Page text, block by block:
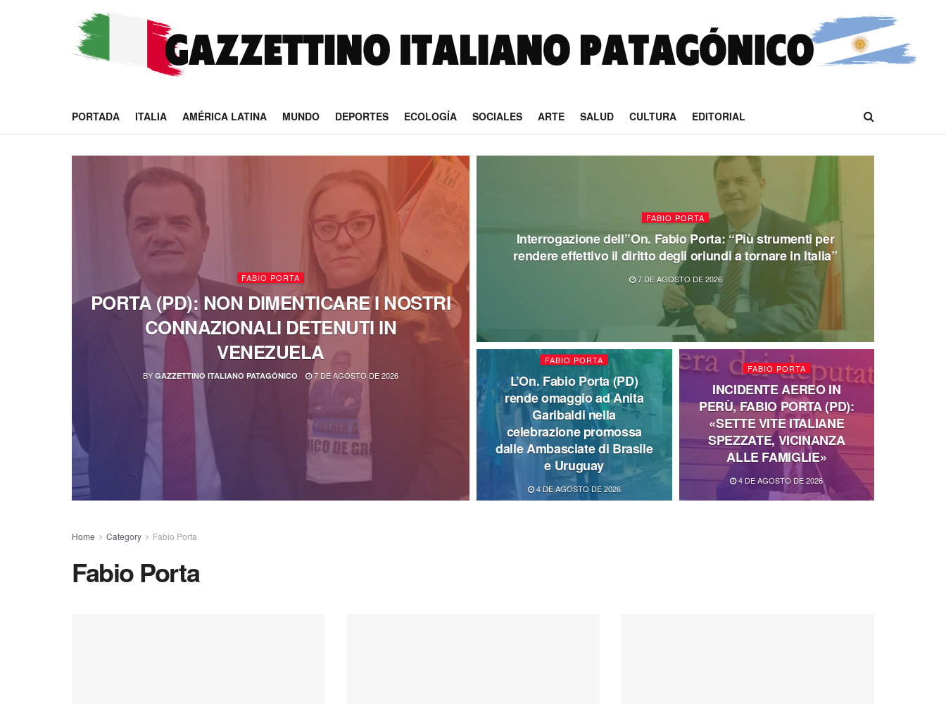
PORTADA ITALIA AMÉRICA LATINA MUNDO DEPORTES ECOLOGÍA SOCIALES ARTE SALUD CULTURA EDITORIAL
FABIO PORTA
PORTA (PD): NON DIMENTICARE I NOSTRI
CONNAZIONALI DETENUTI IN
VENEZUELA
BY GAZZETTINO ITALIANO PATAGÓNICO 7 DE AGOSTO DE 2026
FABIO PORTA
Interrogazione dell’’On. Fabio Porta: “Più strumenti per
rendere effettivo il diritto degli oriundi a tornare in Italia”
7 DE AGOSTO DE 2026
FABIO PORTA
L’On. Fabio Porta (PD)
rende omaggio ad Anita
Garibaldi nella
celebrazione promossa
dalle Ambasciate di Brasile
e Uruguay
4 DE AGOSTO DE 2026
FABIO PORTA
INCIDENTE AEREO IN
PERÙ, FABIO PORTA (PD):
«SETTE VITE ITALIANE
SPEZZATE, VICINANZA
ALLE FAMIGLIE»
4 DE AGOSTO DE 2026
Home Category Fabio Porta
Fabio Porta